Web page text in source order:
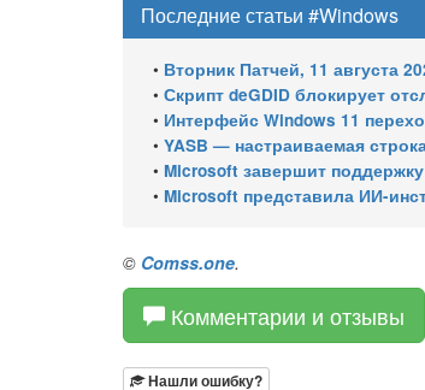
Последние статьи #Windows
• Вторник Патчей, 11 августа 2026 года:
• Скрипт deGDID блокирует
• Интерфейс Windows 11
• YASB — настраиваемая строка
• Microsoft завершит поддержку Windows
• Microsoft представила ИИ-
© Comss.one.